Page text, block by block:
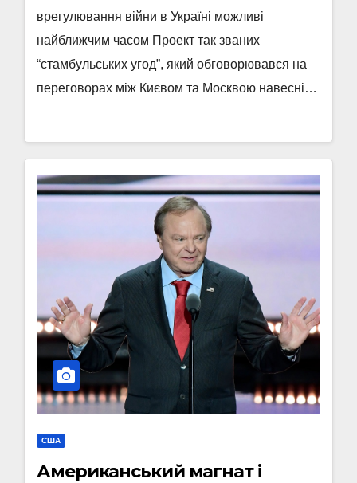
врегулювання війни в Україні можливі
найближчим часом Проект так званих
“стамбульських угод”, який обговорювався на
переговорах між Києвом та Москвою навесні…
США
Американський магнат і